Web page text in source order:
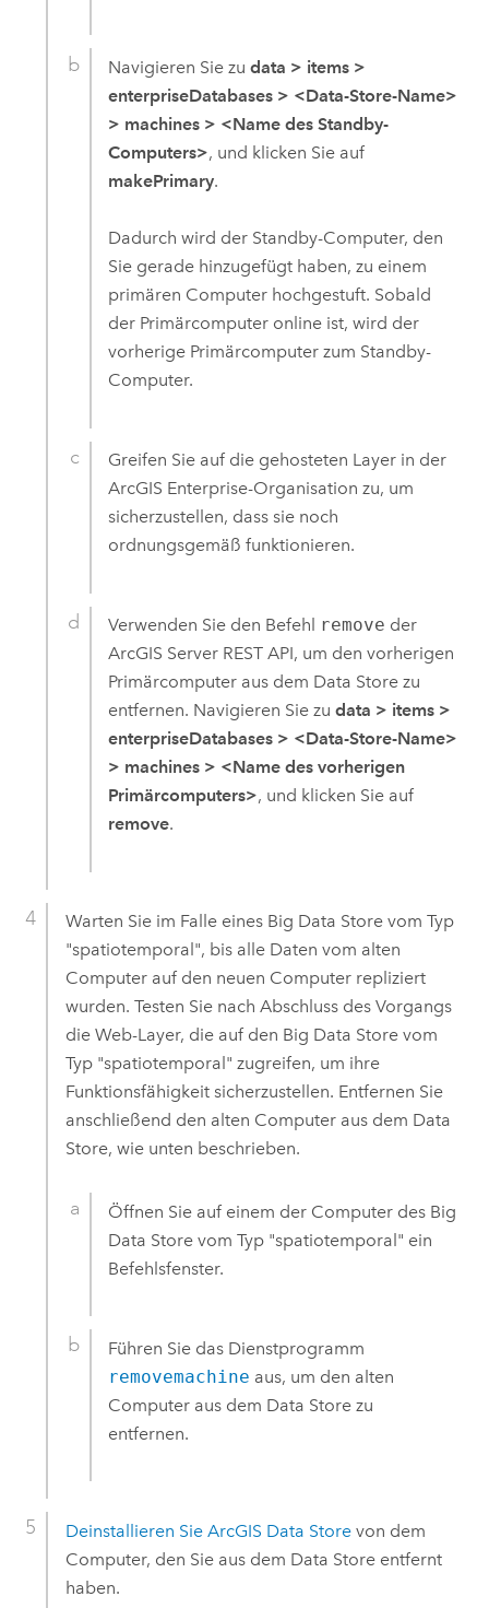
Navigieren Sie zudata > items >
enterpriseDatabases > <Data-Store-Name>
> machines > <Name des Standby-
Computers>, und klicken Sie auf
makePrimary.
Dadurch wird der Standby-Computer, den
Sie gerade hinzugefügt haben, zu einem
primären Computer hochgestuft. Sobald
der Primärcomputer online ist, wird der
vorherige Primärcomputer zum Standby-
Computer.
Greifen Sie auf die gehosteten Layer in der
ArcGIS Enterprise-Organisation zu, um
sicherzustellen, dass sie noch
ordnungsgemäß funktionieren.
Verwenden Sie den Befehl remove der
ArcGIS Server REST API, um den vorherigen
Primärcomputer aus dem Data Store zu
entfernen. Navigieren Sie zudata > items >
enterpriseDatabases > <Data-Store-Name>
> machines > <Name des vorherigen
Primärcomputers>, und klicken Sie auf
remove.
Warten Sie im Falle eines Big Data Store vom Typ
"spatiotemporal", bis alle Daten vom alten
Computer auf den neuen Computer repliziert
wurden. Testen Sie nach Abschluss des Vorgangs
die Web-Layer, die auf den Big Data Store vom
Typ "spatiotemporal" zugreifen, um ihre
Funktionsfähigkeit sicherzustellen. Entfernen Sie
anschließend den alten Computer aus dem Data
Store, wie unten beschrieben.
Öffnen Sie auf einem der Computer des Big
Data Store vom Typ "spatiotemporal" ein
Befehlsfenster.
Führen Sie das Dienstprogramm
removemachine aus, um den alten
Computer aus dem Data Store zu
entfernen.
Deinstallieren Sie ArcGIS Data Storevon dem
Computer, den Sie aus dem Data Store entfernt
haben.